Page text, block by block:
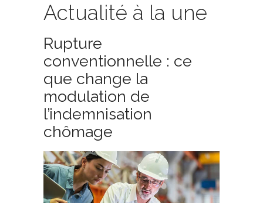
Actualité à la une
Rupture
conventionnelle : ce
que change la
modulation de
l’indemnisation
chômage